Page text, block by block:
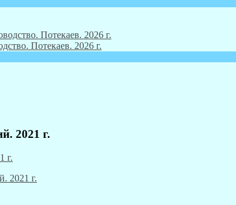
Потекаев. 2026 г.
2021 г.